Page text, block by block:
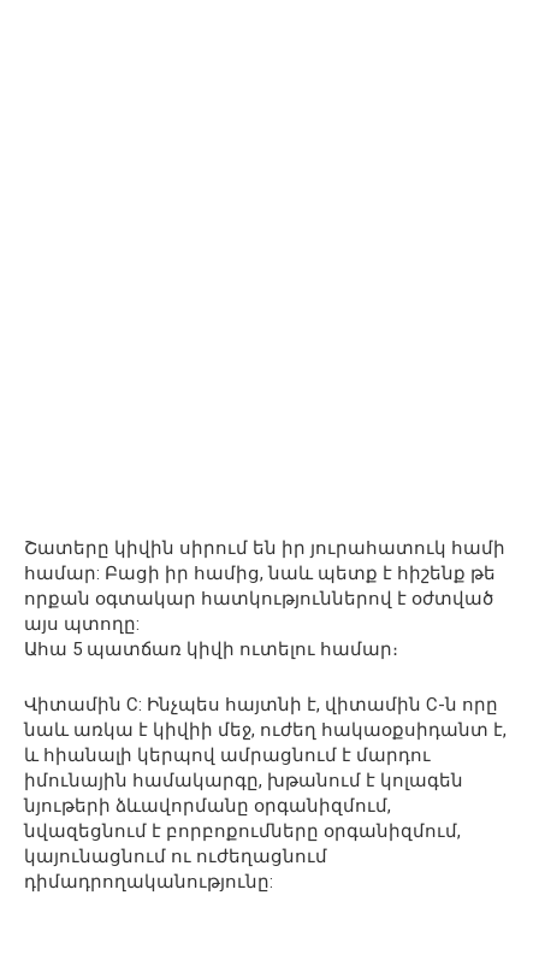
Շատերը կիվին սիրում են իր յուրահատուկ համի
համար: Բացի իր համից, նաև պետք է հիշենք թե
որքան օգտակար հատկություններով է օժտված
այս պտողը:
Ահա 5 պատճառ կիվի ուտելու համար։
Վիտամին С: Ինչպես հայտնի է, վիտամին С-ն որը
նաև առկա է կիվիի մեջ, ուժեղ հակաօքսիդանտ է,
և հիանալի կերպով ամրացնում է մարդու
իմունային համակարգը, խթանում է կոլագեն
նյութերի ձևավորմանը օրգանիզմում,
նվազեցնում է բորբոքումները օրգանիզմում,
կայունացնում ու ուժեղացնում
դիմադրողականությունը: